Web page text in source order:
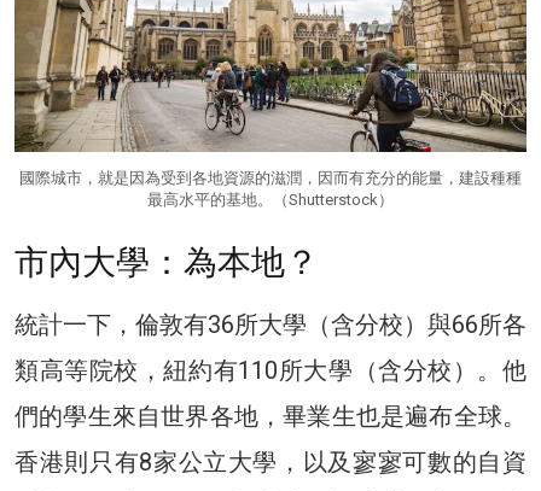
國際城市，就是因為受到各地資源的滋潤，因而有充分的能量，建設種種
最高水平的基地。（Shutterstock）
市內大學：為本地？
統計一下，倫敦有36所大學（含分校）與66所各
類高等院校，紐約有110所大學（含分校）。他
們的學生來自世界各地，畢業生也是遍布全球。
香港則只有8家公立大學，以及寥寥可數的自資